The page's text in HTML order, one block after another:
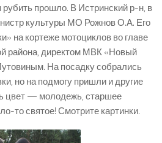
прошло. В Истринский р-н, в
культуры МО Рожнов О.А. Его
на кортеже мотоциклов во главе
района, директом МВК «Новый
На посадку собрались
но на подмогу пришли и другие
цвет — молодежь, старшее
то святое! Смотрите картинки.